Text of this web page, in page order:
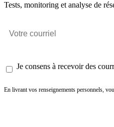
Tests, monitoring et analyse de
Je consens à recevoir des
En livrant vos renseignements personnels,